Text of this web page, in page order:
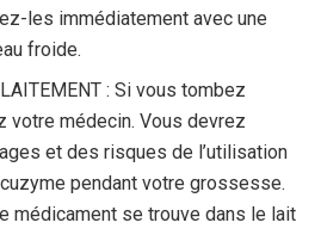
les immédiatement avec une
froide.
: Si vous tombez
votre médecin. Vous devrez
et des risques de l’utilisation
pendant votre grossesse.
médicament se trouve dans le lait